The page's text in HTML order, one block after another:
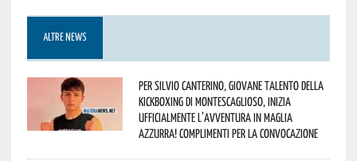
ALTRE NEWS
Per Silvio Canterino, giovane talento della
kickboxing di Montescaglioso, inizia
ufficialmente l’avventura in maglia
azzurra! Complimenti per la convocazione